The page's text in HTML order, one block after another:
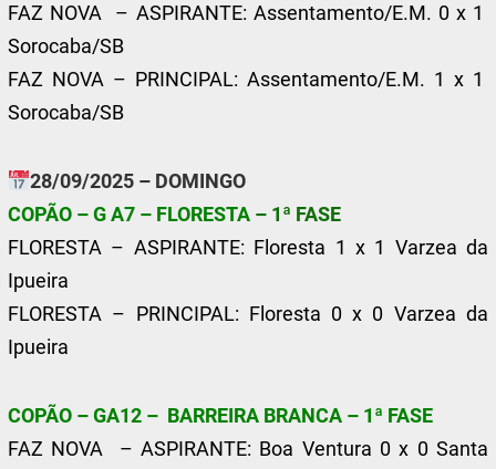
FAZ NOVA – ASPIRANTE: Assentamento/E.M. 0 x 1
Sorocaba/SB
FAZ NOVA – PRINCIPAL: Assentamento/E.M. 1 x 1
Sorocaba/SB
28/09/2025 – DOMINGO
COPÃO – G A7 – FLORESTA – 1ª FASE
FLORESTA – ASPIRANTE: Floresta 1 x 1 Varzea da
Ipueira
FLORESTA – PRINCIPAL: Floresta 0 x 0 Varzea da
Ipueira
COPÃO – GA12 – BARREIRA BRANCA – 1ª FASE
FAZ NOVA – ASPIRANTE: Boa Ventura 0 x 0 Santa